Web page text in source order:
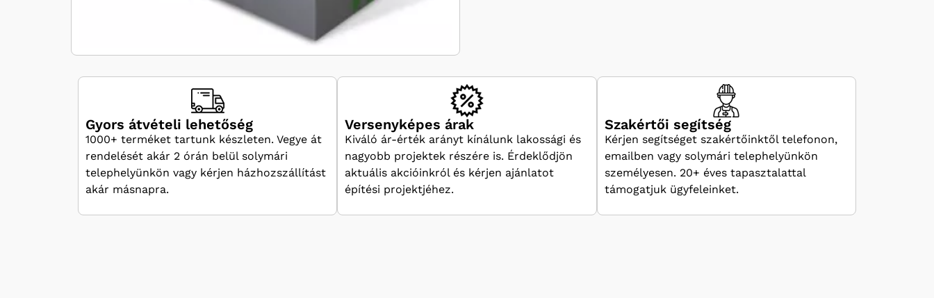
Gyors átvételi lehetőség
1000+ terméket tartunk készleten. Vegye át
rendelését akár 2 órán belül solymári
telephelyünkön vagy kérjen házhozszállítást
akár másnapra.
Versenyképes árak
Kiváló ár-érték arányt kínálunk lakossági és
nagyobb projektek részére is. Érdeklődjön
aktuális akcióinkról és kérjen ajánlatot
építési projektjéhez.
Szakértői segítség
Kérjen segítséget szakértőinktől telefonon,
emailben vagy solymári telephelyünkön
személyesen. 20+ éves tapasztalattal
támogatjuk ügyfeleinket.